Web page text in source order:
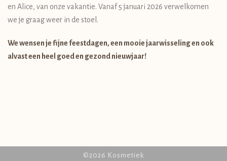
en Alice, van onze vakantie. Vanaf 5 januari 2026 verwelkomen
we je graag weer in de stoel.
We wensen je fijne feestdagen, een mooie jaarwisseling en ook
alvast een heel goed en gezond nieuwjaar!
©2026 Kosmetiek